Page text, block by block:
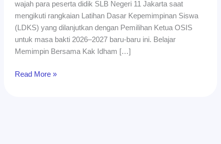
wajah para peserta didik SLB Negeri 11 Jakarta saat
mengikuti rangkaian Latihan Dasar Kepemimpinan Siswa
(LDKS) yang dilanjutkan dengan Pemilihan Ketua OSIS
untuk masa bakti 2026–2027 baru-baru ini. Belajar
Memimpin Bersama Kak Idham […]
Jakarta
Read More »